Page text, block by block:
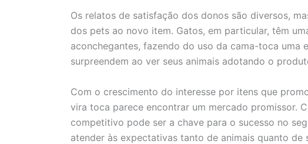
Os relatos de satisfação dos donos são diversos,
dos pets ao novo item. Gatos, em particular, têm
aconchegantes, fazendo do uso da cama-toca uma
surpreendem ao ver seus animais adotando o
Com o crescimento do interesse por itens que
vira toca parece encontrar um mercado promissor.
competitivo pode ser a chave para o sucesso no
atender às expectativas tanto de animais quanto de